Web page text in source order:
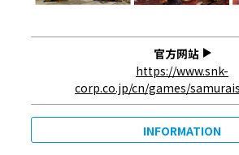
官方网站
https://www.snk-
corp.co.jp/cn/games/
INFORMATION